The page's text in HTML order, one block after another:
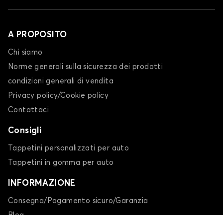
A PROPOSITO
Chi siamo
Norme generali sulla sicurezza dei prodotti
condizioni generali di vendita
Privacy policy/Cookie policy
Contattaci
Consigli
Tappetini personalizzati per auto
Tappetini in gomma per auto
INFORMAZIONE
Consegna/Pagamento sicuro/Garanzia